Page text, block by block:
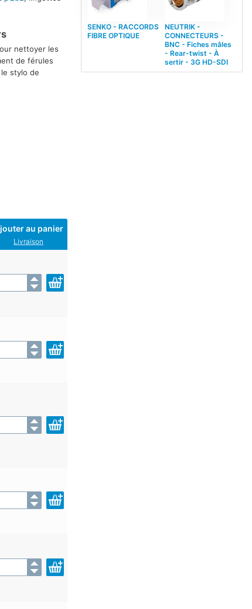
nettoyer les
de férules
stylo de
au panier
Livraison
SENKO - RACCORDS
FIBRE OPTIQUE
NEUTRIK -
CONNECTEURS -
BNC - Fiches mâles
- Rear-twist - À
sertir - 3G HD-SDI